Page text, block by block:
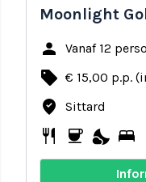
Moonlight
person Vanaf 12
local_offer € 15,00 p.p.
where_to_vote Sittard
restaurant coffee nights_stay bed